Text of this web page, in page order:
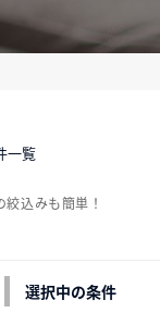
一覧
込みも簡単！
選択中の条件